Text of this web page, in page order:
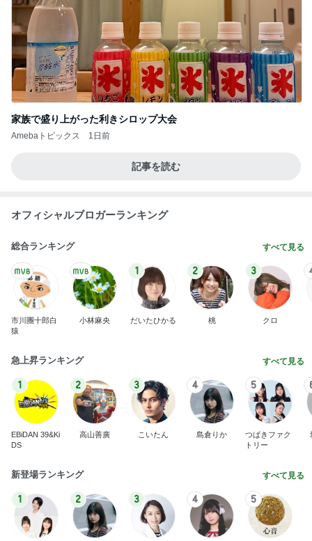
家族で盛り上がった利きシロップ大会
Amebaトピックス 1日前
記事を読む
オフィシャルブロガーランキング
総合ランキング すべて見る
市川團十郎白
猿
小林麻央
1
だいたひかる
2
桃
3
クロ
急上昇ランキング すべて見る
1
EBiDAN 39&Ki
DS
2
高山善廣
3
こいたん
4
島倉りか
5
つばきファク
トリー
新登場ランキング すべて見る
1 2 3 4 5